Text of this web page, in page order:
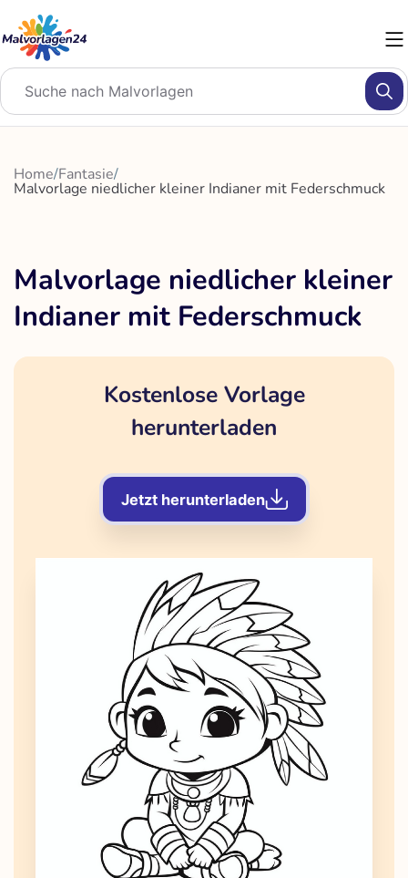
Inhalt
springen
Home/Fantasie/
Malvorlage niedlicher kleiner Indianer mit Federschmuck
Malvorlage niedlicher kleiner
Indianer mit Federschmuck
Kostenlose Vorlage
herunterladen
Jetzt herunterladen